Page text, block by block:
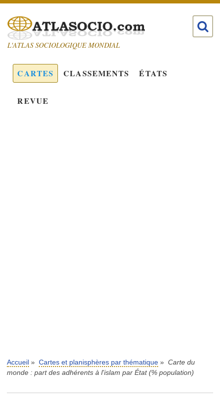
L'ATLAS SOCIOLOGIQUE MONDIAL
CARTES CLASSEMENTS ÉTATS
REVUE
Accueil » Cartes et planisphères par thématique » Carte du
monde : part des adhérents à l'islam par État (% population)